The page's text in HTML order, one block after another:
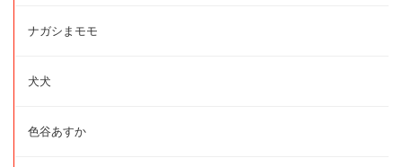
ナガシまモモ
犬犬
色谷あすか